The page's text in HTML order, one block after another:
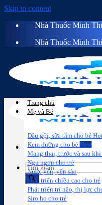
Skip to content
Nhà Thuốc Minh
Nhà Thuốc Minh
Sữa công
Trang chủ
Mẹ và Bé
Dầu gội, sữa tắm cho bé
Kem dưỡng cho bé
Mang thai, trước và sau
Ngủ ngon cho trẻ
Nước yến, yến sào
Phát triển chiều cao cho trẻ
Phát triển trí não, thị lực
Siro ho cho trẻ